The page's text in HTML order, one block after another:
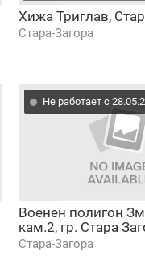
Хижа Триглав,
Стара-Загора
Не работает с
Военен полигон
кам.2, гр. Стара
Стара-Загора